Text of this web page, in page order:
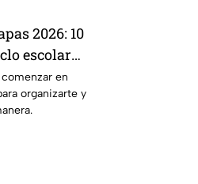
2026: 10
escolar
en
organizarte y